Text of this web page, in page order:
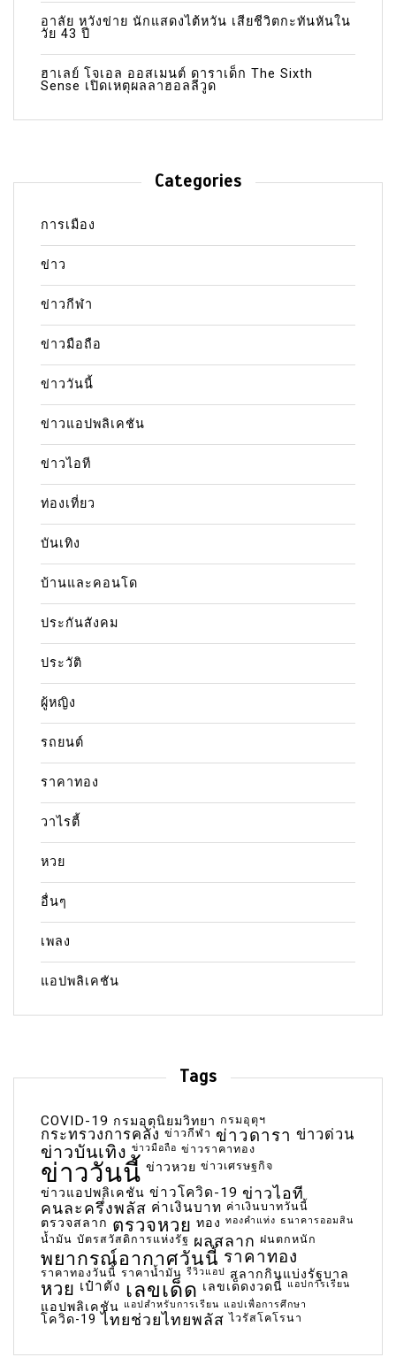
อาลัย หวังข่าย นักแสดงไต้หวัน เสียชีวิตกะทันหันใน
วัย 43 ปี
ฮาเลย์ โจเอล ออสเมนต์ ดาราเด็ก The Sixth
Sense เปิดเหตุผลลาฮอลลีวูด
Categories
การเมือง
ข่าว
ข่าวกีฬา
ข่าวมือถือ
ข่าววันนี้
ข่าวแอปพลิเคชัน
ข่าวไอที
ท่องเที่ยว
บันเทิง
บ้านและคอนโด
ประกันสังคม
ประวัติ
ผู้หญิง
รถยนต์
ราคาทอง
วาไรตี้
หวย
อื่นๆ
เพลง
แอปพลิเคชัน
Tags
COVID-19 กรมอุตุนิยมวิทยา กรมอุตุฯ
กระทรวงการคลัง ข่าวกีฬา ข่าวดารา ข่าวด่วน
ข่าวบันเทิง ข่าวมือถือ ข่าวราคาทอง
ข่าววันนี้ ข่าวหวย ข่าวเศรษฐกิจ
ข่าวแอปพลิเคชัน ข่าวโควิด-19 ข่าวไอที
คนละครึ่งพลัส ค่าเงินบาท ค่าเงินบาทวันนี้
ตรวจสลาก ตรวจหวย ทอง ทองคำแท่ง ธนาคารออมสิน
น้ำมัน บัตรสวัสดิการแห่งรัฐ ผลสลาก ฝนตกหนัก
พยากรณ์อากาศวันนี้ ราคาทอง
ราคาทองวันนี้ ราคาน้ำมัน รีวิวแอป สลากกินแบ่งรัฐบาล
หวย เป๋าตัง เลขเด็ด เลขเด็ดงวดนี้ แอปการเรียน
แอปพลิเคชัน แอปสำหรับการเรียน แอปเพื่อการศึกษา
โควิด-19 ไทยช่วยไทยพลัส ไวรัสโคโรนา